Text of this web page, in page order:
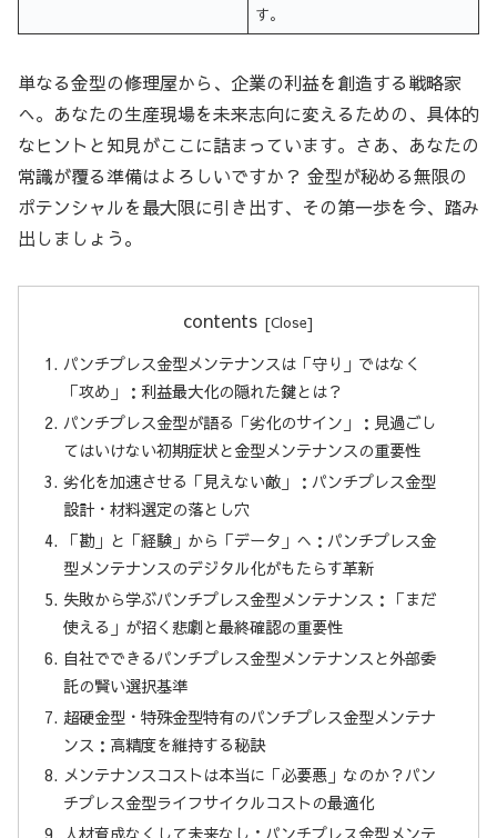
す。
単なる金型の修理屋から、企業の利益を創造する戦略家
へ。あなたの生産現場を未来志向に変えるための、具体的
なヒントと知見がここに詰まっています。さあ、あなたの
常識が覆る準備はよろしいですか？ 金型が秘める無限の
ポテンシャルを最大限に引き出す、その第一歩を今、踏み
出しましょう。
contents
パンチプレス金型メンテナンスは「守り」ではなく
「攻め」：利益最大化の隠れた鍵とは？
パンチプレス金型が語る「劣化のサイン」：見過ごし
てはいけない初期症状と金型メンテナンスの重要性
劣化を加速させる「見えない敵」：パンチプレス金型
設計・材料選定の落とし穴
「勘」と「経験」から「データ」へ：パンチプレス金
型メンテナンスのデジタル化がもたらす革新
失敗から学ぶパンチプレス金型メンテナンス：「まだ
使える」が招く悲劇と最終確認の重要性
自社でできるパンチプレス金型メンテナンスと外部委
託の賢い選択基準
超硬金型・特殊金型特有のパンチプレス金型メンテナ
ンス：高精度を維持する秘訣
メンテナンスコストは本当に「必要悪」なのか？パン
チプレス金型ライフサイクルコストの最適化